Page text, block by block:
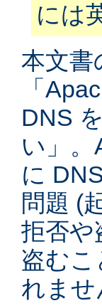
には
本文書
「
DNS
い」
に
問題 (
拒否や
盗むこ
れませ